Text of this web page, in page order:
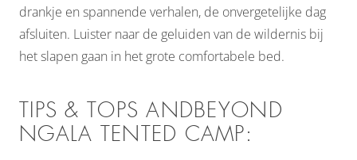
drankje en spannende verhalen, de onvergetelijke dag
afsluiten. Luister naar de geluiden van de wildernis bij
het slapen gaan in het grote comfortabele bed.
TIPS & TOPS ANDBEYOND
NGALA TENTED CAMP: